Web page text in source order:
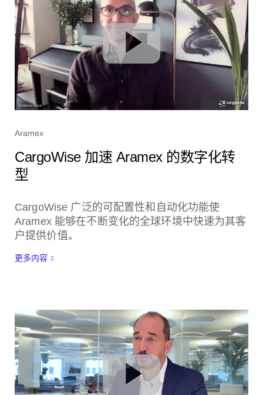
Aramex
CargoWise 加速 Aramex 的数字化转
型
CargoWise 广泛的可配置性和自动化功能使
Aramex 能够在不断变化的全球环境中快速为其客
户提供价值。
更多内容